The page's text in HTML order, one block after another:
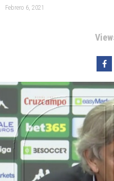
Febrero 6, 2021